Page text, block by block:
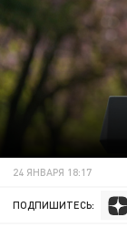
24 ЯНВАРЯ 18:17
ПОДПИШИТЕСЬ: